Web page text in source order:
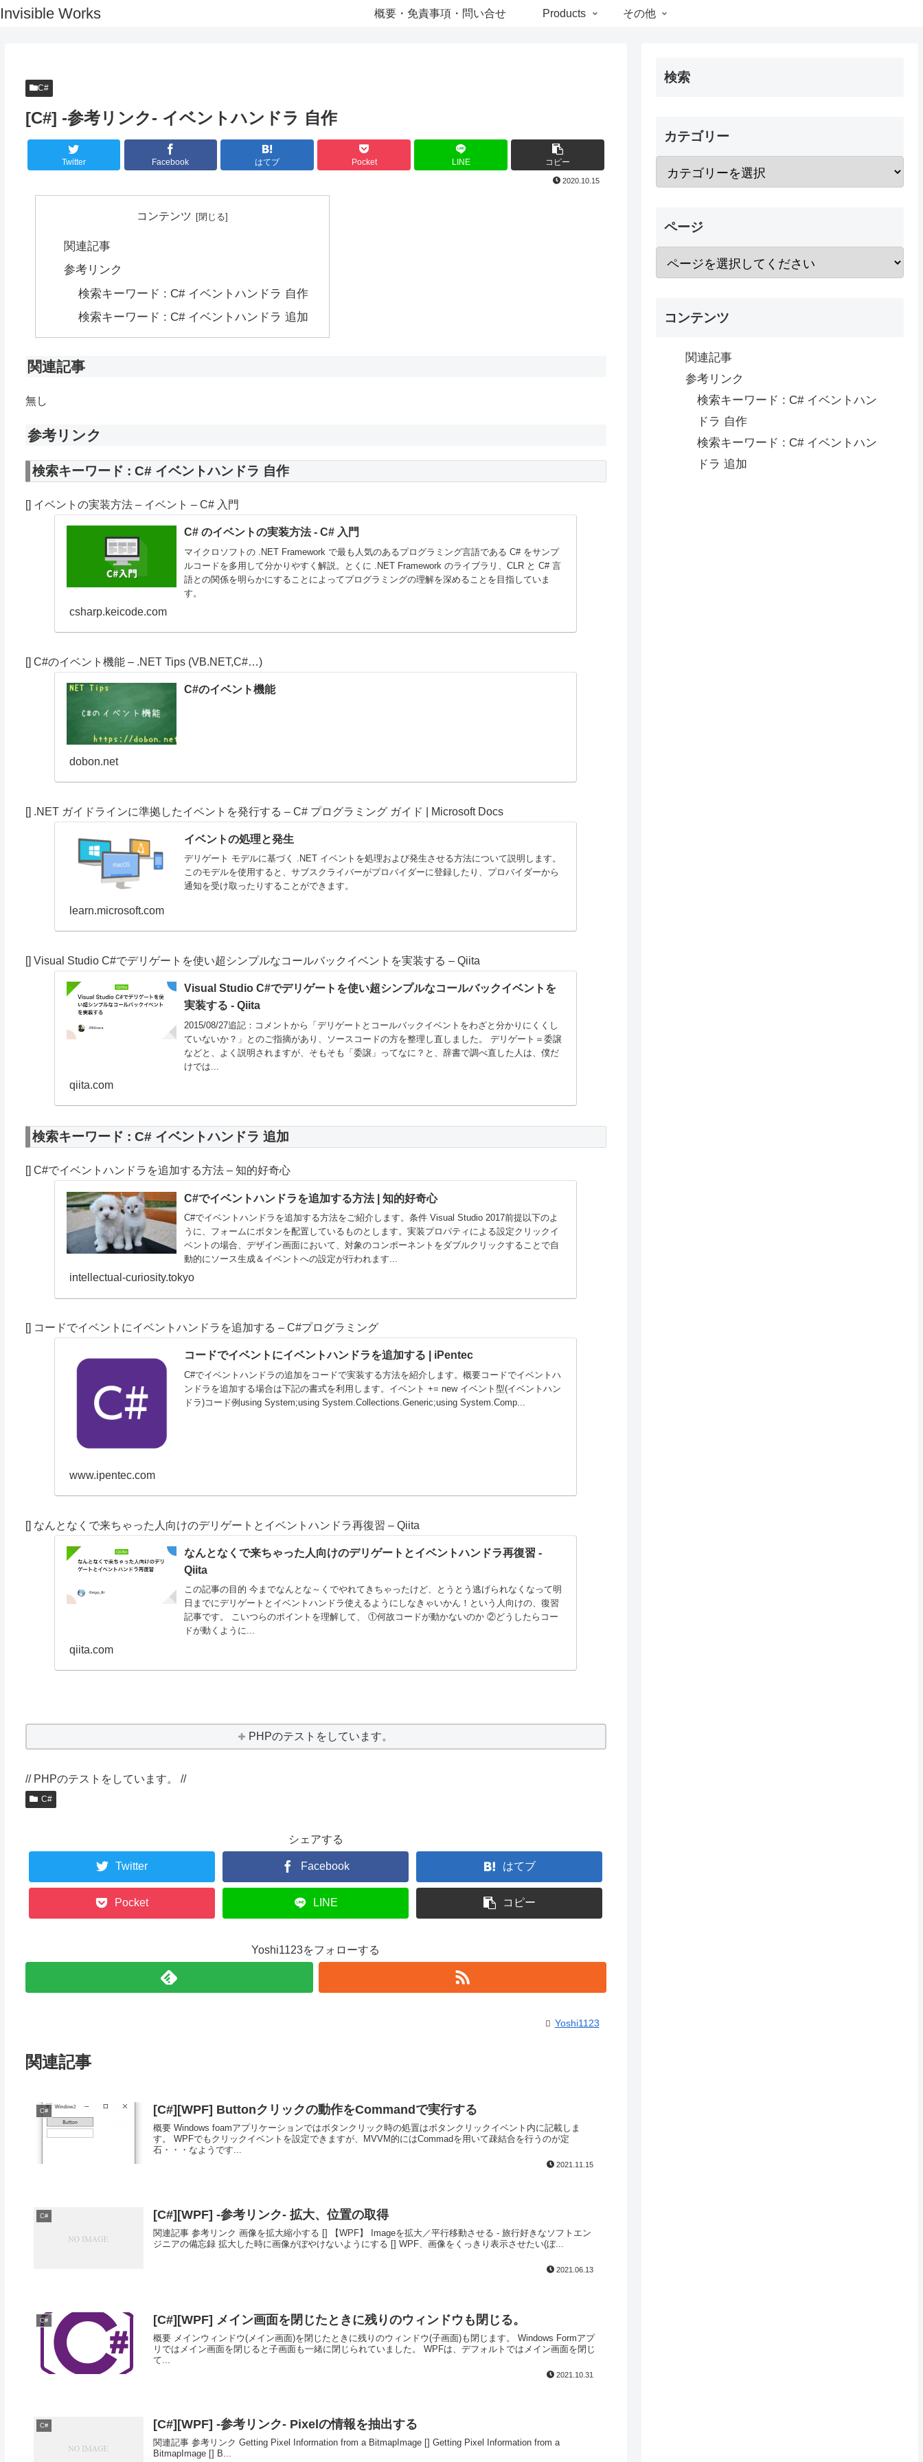
Invisible Works 概要・免責事項・問い合せ Products その他
C#
[C#] -参考リンク- イベントハンドラ 自作
Twitter Facebook はてブ Pocket LINE コピー
2020.10.15
コンテンツ
関連記事
参考リンク
検索キーワード : C# イベントハンドラ 自作
検索キーワード : C# イベントハンドラ 追加
関連記事
無し
参考リンク
検索キーワード : C# イベントハンドラ 自作
[] イベントの実装方法 – イベント – C# 入門
C# のイベントの実装方法 - C# 入門
マイクロソフトの .NET Framework で最も人気のあるプログラミング言語である C# をサンプ
ルコードを多用して分かりやすく解説。とくに .NET Framework のライブラリ、CLR と C# 言
語との関係を明らかにすることによってプログラミングの理解を深めることを目指していま
す。
csharp.keicode.com
[] C#のイベント機能 – .NET Tips (VB.NET,C#…)
C#のイベント機能
dobon.net
[] .NET ガイドラインに準拠したイベントを発行する – C# プログラミング ガイド | Microsoft Docs
イベントの処理と発生
デリゲート モデルに基づく .NET イベントを処理および発生させる方法について説明します。
このモデルを使用すると、サブスクライバーがプロバイダーに登録したり、プロバイダーから
通知を受け取ったりすることができます。
learn.microsoft.com
[] Visual Studio C#でデリゲートを使い超シンプルなコールバックイベントを実装する – Qiita
Visual Studio C#でデリゲートを使い超シンプルなコールバックイベントを
実装する - Qiita
2015/08/27追記：コメントから「デリゲートとコールバックイベントをわざと分かりにくくし
ていないか？」とのご指摘があり、ソースコードの方を整理し直しました。 デリゲート＝委譲
などと、よく説明されますが、そもそも「委譲」ってなに？と、辞書で調べ直した人は、僕だ
けでは...
qiita.com
検索キーワード : C# イベントハンドラ 追加
[] C#でイベントハンドラを追加する方法 – 知的好奇心
C#でイベントハンドラを追加する方法 | 知的好奇心
C#でイベントハンドラを追加する方法をご紹介します。条件 Visual Studio 2017前提以下のよ
うに、フォームにボタンを配置しているものとします。実装プロパティによる設定クリックイ
ベントの場合、デザイン画面において、対象のコンポーネントをダブルクリックすることで自
動的にソース生成＆イベントへの設定が行われます...
intellectual-curiosity.tokyo
[] コードでイベントにイベントハンドラを追加する – C#プログラミング
コードでイベントにイベントハンドラを追加する | iPentec
C#でイベントハンドラの追加をコードで実装する方法を紹介します。概要コードでイベントハ
ンドラを追加する場合は下記の書式を利用します。イベント += new イベント型(イベントハン
ドラ)コード例using System;using System.Collections.Generic;using System.Comp...
www.ipentec.com
[] なんとなくで来ちゃった人向けのデリゲートとイベントハンドラ再復習 – Qiita
なんとなくで来ちゃった人向けのデリゲートとイベントハンドラ再復習 -
Qiita
この記事の目的 今までなんとな～くでやれてきちゃったけど、とうとう逃げられなくなって明
日までにデリゲートとイベントハンドラ使えるようにしなきゃいかん！という人向けの、復習
記事です。 こいつらのポイントを理解して、 ①何故コードが動かないのか ②どうしたらコー
ドが動くように...
qiita.com
PHPのテストをしています。
// PHPのテストをしています。 //
C#
シェアする
Twitter Facebook はてブ
Pocket LINE コピー
Yoshi1123をフォローする
Yoshi1123
関連記事
C# [C#][WPF] Buttonクリックの動作をCommandで実行する
概要 Windows foamアプリケーションではボタンクリック時の処置はボタンクリックイベント内に記載しま
す。 WPFでもクリックイベントを設定できますが、MVVM的にはCommadを用いて疎結合を行うのが定
石・・・なようです...
2021.11.15
C# [C#][WPF] -参考リンク- 拡大、位置の取得
関連記事 参考リンク 画像を拡大縮小する [] 【WPF】 Imageを拡大／平行移動させる - 旅行好きなソフトエン
ジニアの備忘録 拡大した時に画像がぼやけないようにする [] WPF、画像をくっきり表示させたい(ぼ...
2021.06.13
C# [C#][WPF] メイン画面を閉じたときに残りのウィンドウも閉じる。
概要 メインウィンドウ(メイン画面)を閉じたときに残りのウィンドウ(子画面)も閉じます。 Windows Formアプ
リではメイン画面を閉じると子画面も一緒に閉じられていました。 WPFは、デフォルトではメイン画面を閉じ
て...
2021.10.31
C# [C#][WPF] -参考リンク- Pixelの情報を抽出する
関連記事 参考リンク Getting Pixel Information from a BitmapImage [] Getting Pixel Information from a
BitmapImage [] B...
検索
カテゴリー
ページ
コンテンツ
関連記事
参考リンク
検索キーワード : C# イベントハン
ドラ 自作
検索キーワード : C# イベントハン
ドラ 追加